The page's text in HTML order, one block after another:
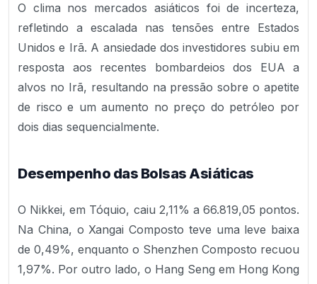
O clima nos mercados asiáticos foi de incerteza,
refletindo a escalada nas tensões entre Estados
Unidos e Irã. A ansiedade dos investidores subiu em
resposta aos recentes bombardeios dos EUA a
alvos no Irã, resultando na pressão sobre o apetite
de risco e um aumento no preço do petróleo por
dois dias sequencialmente.
Desempenho das Bolsas Asiáticas
O Nikkei, em Tóquio, caiu 2,11% a 66.819,05 pontos.
Na China, o Xangai Composto teve uma leve baixa
de 0,49%, enquanto o Shenzhen Composto recuou
1,97%. Por outro lado, o Hang Seng em Hong Kong